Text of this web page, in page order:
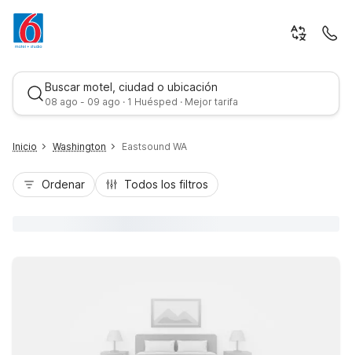
Buscar motel, ciudad o ubicación
08 ago - 09 ago · 1 Huésped · Mejor tarifa
Inicio Washington Eastsound WA
Ordenar Todos los filtros